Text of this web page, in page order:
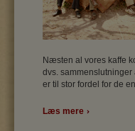
Næsten al vores kaffe
dvs. sammenslutninger
er til stor fordel for de
Læs mere